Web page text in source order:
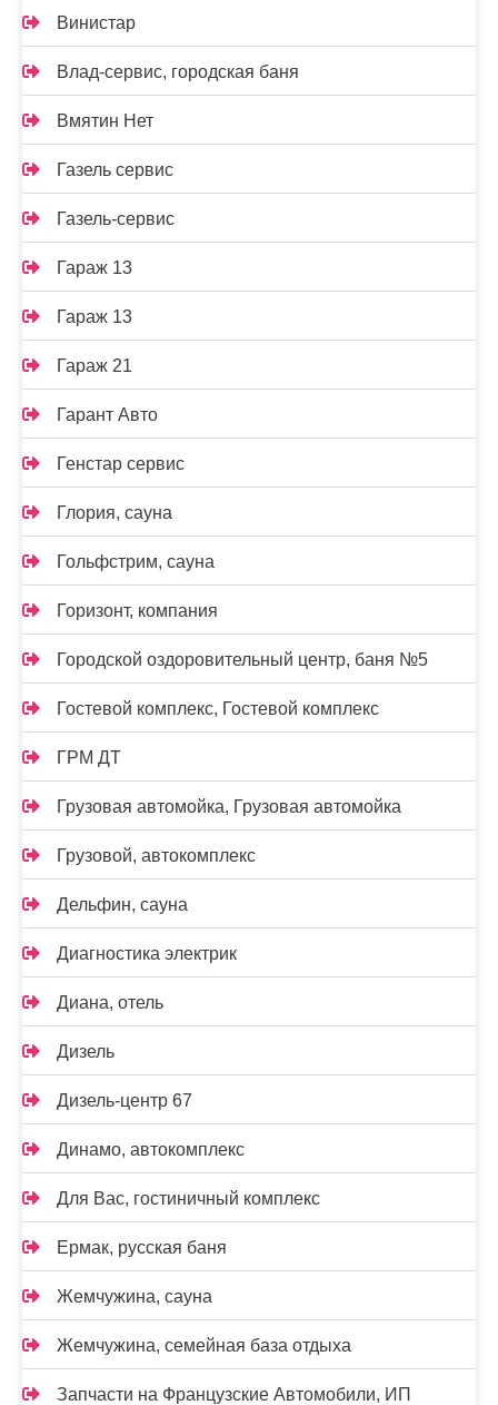
Винистар
Влад-сервис, городская баня
Вмятин Нет
Газель сервис
Газель-сервис
Гараж 13
Гараж 13
Гараж 21
Гарант Авто
Генстар сервис
Глория, сауна
Гольфстрим, сауна
Горизонт, компания
Городской оздоровительный центр, баня №5
Гостевой комплекс, Гостевой комплекс
ГРМ ДТ
Грузовая автомойка, Грузовая автомойка
Грузовой, автокомплекс
Дельфин, сауна
Диагностика электрик
Диана, отель
Дизель
Дизель-центр 67
Динамо, автокомплекс
Для Вас, гостиничный комплекс
Ермак, русская баня
Жемчужина, сауна
Жемчужина, семейная база отдыха
Запчасти на Французские Автомобили, ИП